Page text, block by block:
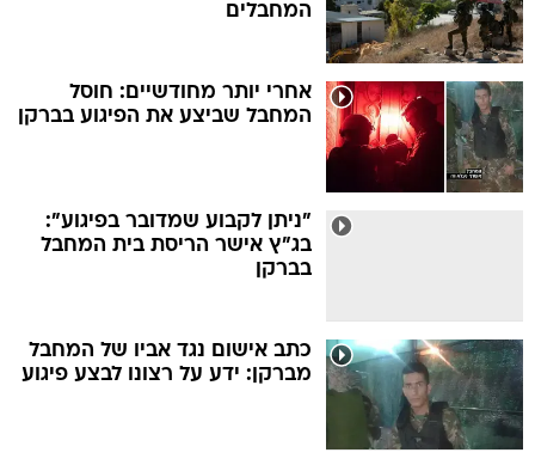
המחבלים
אחרי יותר מחודשיים: חוסל
המחבל שביצע את הפיגוע בברקן
"ניתן לקבוע שמדובר בפיגוע":
בג"ץ אישר הריסת בית המחבל
בברקן
כתב אישום נגד אביו של המחבל
מברקן: ידע על רצונו לבצע פיגוע